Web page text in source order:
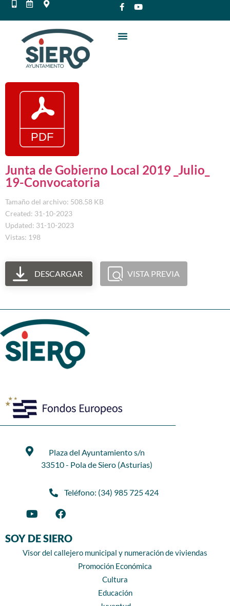
Junta de Gobierno Local 2019 _Julio_
19-Convocatoria
Tamaño del archivo: 508.58 KB
Created: 31-10-2023
Updated: 31-10-2023
Vistas: 198
DESCARGAR VISTA PREVIA
Plaza del Ayuntamiento s/n
33510 - Pola de Siero (Asturias)
Teléfono: (34) 985 725 424
SOY DE SIERO
Visor del callejero municipal y numeración de viviendas
Promoción Económica
Cultura
Educación